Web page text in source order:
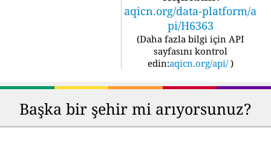
aqicn.org/data-platform/a
pi/H6363
(Daha fazla bilgi için API
sayfasını kontrol
edin:aqicn.org/api/ )
Başka bir şehir mi arıyorsunuz?